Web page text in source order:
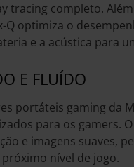
tracing completo.
Q optimiza o
e a acústica para
E FLUÍDO
portáteis gaming da
para os gamers.
e imagens suaves,
nível de jogo.